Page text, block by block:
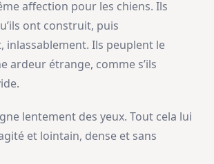
affection pour les chiens. Ils
ont construit, puis
inlassablement. Ils peuplent le
ardeur étrange, comme s’ils
lentement des yeux. Tout cela lui
et lointain, dense et sans